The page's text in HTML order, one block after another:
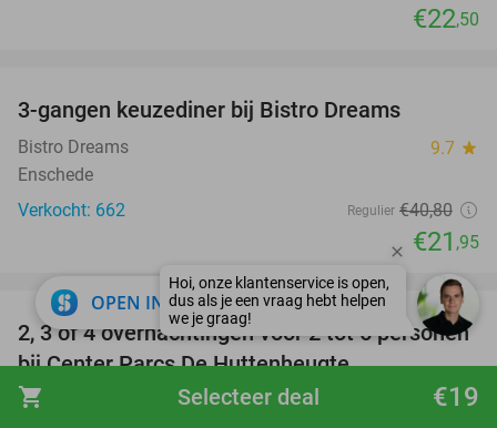
shopping_cart €19
Selecteer deal
€22,50
3-gangen keuzediner bij Bistro Dreams
Bistro Dreams 9.7 star
Enschede
Verkocht: 662
Regulier €40,80
€21 ,95
15%
favorite_border
2, 3 of 4 overnachtingen voor 2 tot 6 personen
bij Center Parcs De Huttenheugte
Center Parcs De Huttenheugte 9.5 star
OPEN IN APP close